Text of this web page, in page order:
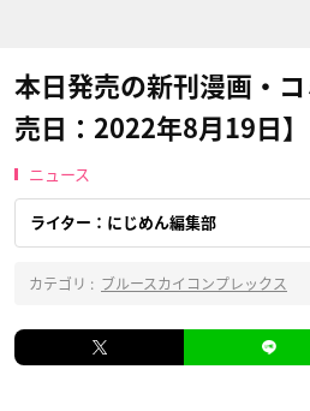
本日発売の新刊漫画・
売日：2022年8月19日】
ニュース
ライター：にじめん編集部
カテゴリ : ブルースカイコンプレックス